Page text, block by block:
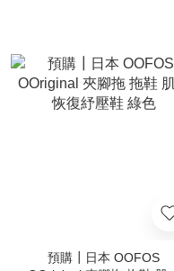
預購┃日本 OOFOS